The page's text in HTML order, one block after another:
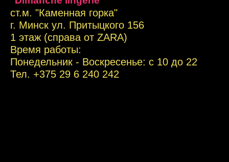
ст.м. "Каменная горка"
г. Минск ул. Притыцкого 156
1 этаж (справа от ZARA)
Время работы:
Понедельник - Воскресенье: с 10 до 22
Тел. +375 29 6 240 242